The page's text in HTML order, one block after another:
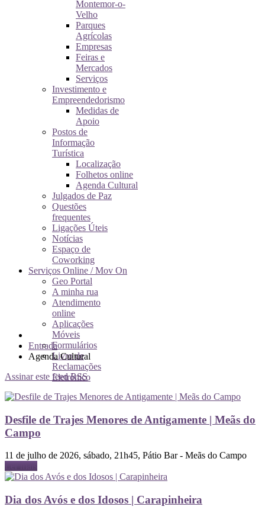
Montemor-o-
Velho
Parques
Agrícolas
Empresas
Feiras e
Mercados
Serviços
Investimento e
Empreendedorismo
Medidas de
Apoio
Postos de
Informação
Turística
Localização
Folhetos online
Agenda Cultural
Julgados de Paz
Questões
frequentes
Ligações Úteis
Notícias
Espaço de
Coworking
Serviços Online / Mov On
Geo Portal
A minha rua
Atendimento
online
Aplicações
Móveis
Formulários
Livro de
Reclamações
Eletrónico
Entrada
Agenda Cultural
Assinar este feed RSS
Desfile de Trajes Menores de Antigamente | Meãs do
Campo
11 de julho de 2026, sábado, 21h45, Pátio Bar - Meãs do Campo
Ler mais
Dia dos Avós e dos Idosos | Carapinheira